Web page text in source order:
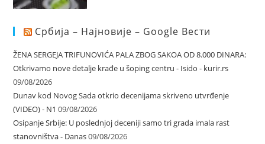
Србија – Најновије – Google Вести
ŽENA SERGEJA TRIFUNOVIĆA PALA ZBOG SAKOA OD 8.000 DINARA:
Otkrivamo nove detalje krađe u šoping centru - Isido - kurir.rs
09/08/2026
Dunav kod Novog Sada otkrio decenijama skriveno utvrđenje
(VIDEO) - N1 09/08/2026
Osipanje Srbije: U poslednjoj deceniji samo tri grada imala rast
stanovništva - Danas09/08/2026